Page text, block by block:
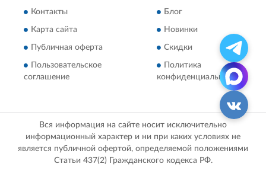
Контакты
Карта сайта
Публичная оферта
Пользовательское
соглашение
Блог
Новинки
Скидки
Политика
конфиденциальности
Вся информация на сайте носит исключительно
информационный характер и ни при каких условиях не
является публичной офертой, определяемой положениями
Статьи 437(2) Гражданского кодекса РФ.